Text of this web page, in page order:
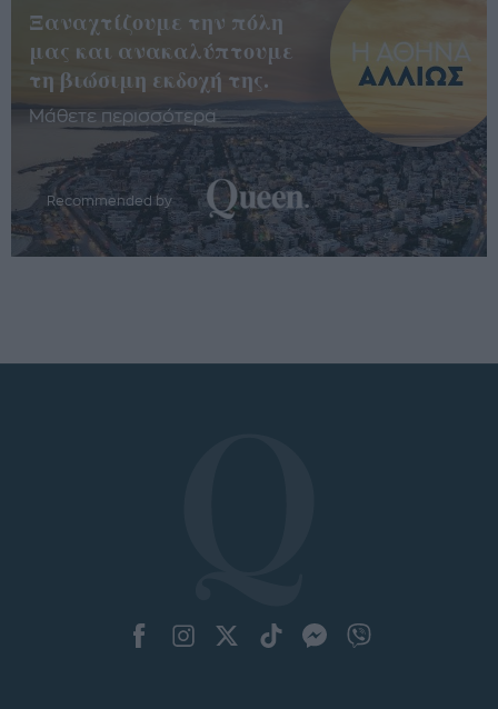
Ξαναχτίζουμε την πόλη
μας και ανακαλύπτουμε
τη βιώσιμη εκδοχή της.
Μάθετε περισσότερα
Recommended by